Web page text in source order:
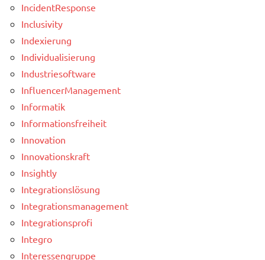
IncidentResponse
Inclusivity
Indexierung
Individualisierung
Industriesoftware
InfluencerManagement
Informatik
Informationsfreiheit
Innovation
Innovationskraft
Insightly
Integrationslösung
Integrationsmanagement
Integrationsprofi
Integro
Interessengruppe